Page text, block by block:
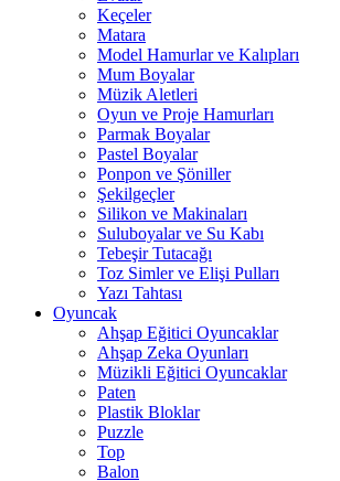
Keçeler
Matara
Model Hamurlar ve Kalıpları
Mum Boyalar
Müzik Aletleri
Oyun ve Proje Hamurları
Parmak Boyalar
Pastel Boyalar
Ponpon ve Şöniller
Şekilgeçler
Silikon ve Makinaları
Suluboyalar ve Su Kabı
Tebeşir Tutacağı
Toz Simler ve Elişi Pulları
Yazı Tahtası
Oyuncak
Ahşap Eğitici Oyuncaklar
Ahşap Zeka Oyunları
Müzikli Eğitici Oyuncaklar
Paten
Plastik Bloklar
Puzzle
Top
Balon